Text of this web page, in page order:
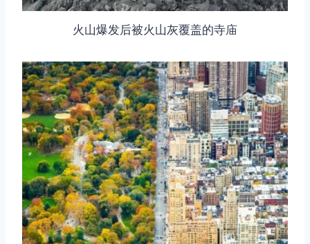
火山爆发后被火山灰覆盖的寺庙